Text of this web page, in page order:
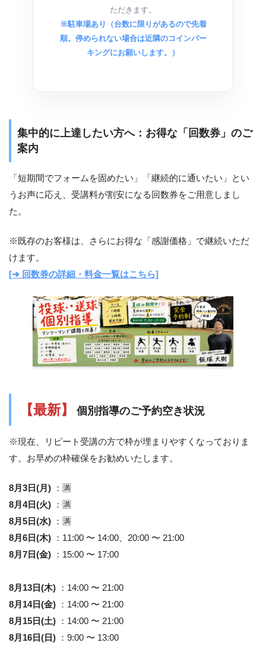
ただきます。
※駐車場あり（台数に限りがあるので先着
順。停められない場合は近隣のコインパー
キングにお願いします。）
集中的に上達したい方へ：お得な「回数券」のご
案内
「短期間でフォームを固めたい」「継続的に通いたい」とい
うお声に応え、受講料が割安になる回数券をご用意しまし
た。
※既存のお客様は、さらにお得な「感謝価格」で継続いただ
けます。
[➔ 回数券の詳細・料金一覧はこちら]
【最新】 個別指導のご予約空き状況
※現在、リピート受講の方で枠が埋まりやすくなっておりま
す。お早めの枠確保をお勧めいたします。
8月3日(月)
：🈵
8月4日(火)
：🈵
8月5日(水)
：🈵
8月6日(木)
：11:00 〜 14:00、20:00 〜 21:00
8月7日(金)
：15:00 〜 17:00
8月13日(木)
：14:00 〜 21:00
8月14日(金)
：14:00 〜 21:00
8月15日(土)
：14:00 〜 21:00
8月16日(日)
：9:00 〜 13:00